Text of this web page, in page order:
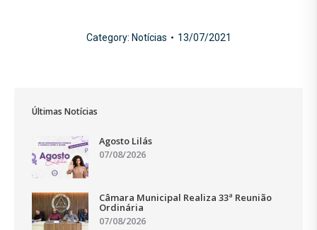
Category: Notícias 13/07/2021
Últimas Notícias
Agosto Lilás
07/08/2026
Câmara Municipal Realiza 33ª Reunião
Ordinária
07/08/2026